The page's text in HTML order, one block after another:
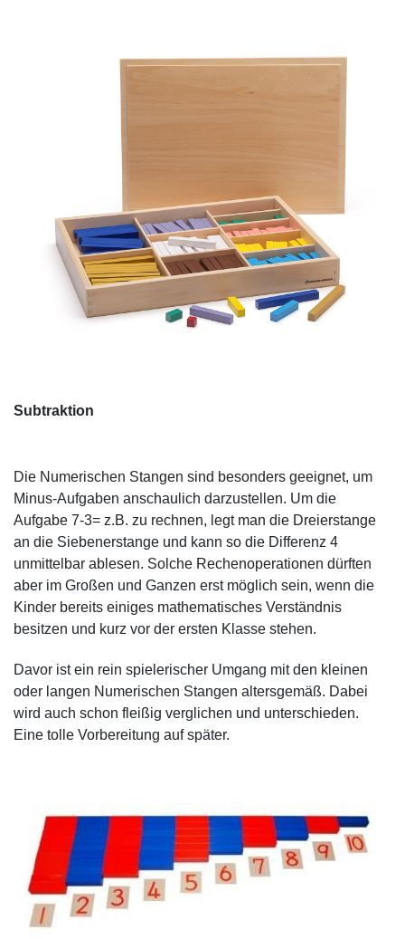
Subtraktion
Die Numerischen Stangen sind besonders geeignet, um
Minus-Aufgaben anschaulich darzustellen. Um die
Aufgabe 7-3= z.B. zu rechnen, legt man die Dreierstange
an die Siebenerstange und kann so die Differenz 4
unmittelbar ablesen. Solche Rechenoperationen dürften
aber im Großen und Ganzen erst möglich sein, wenn die
Kinder bereits einiges mathematisches Verständnis
besitzen und kurz vor der ersten Klasse stehen.
Davor ist ein rein spielerischer Umgang mit den kleinen
oder langen Numerischen Stangen altersgemäß. Dabei
wird auch schon fleißig verglichen und unterschieden.
Eine tolle Vorbereitung auf später.